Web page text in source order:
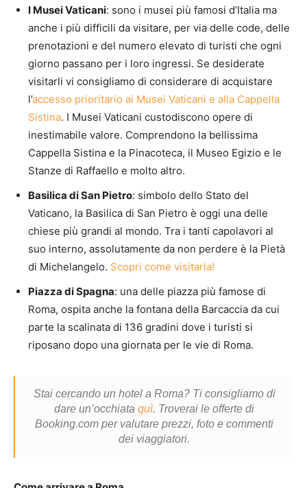
I Musei Vaticani: sono i musei più famosi d’Italia ma
anche i più difficili da visitare, per via delle code, delle
prenotazioni e del numero elevato di turisti che ogni
giorno passano per i loro ingressi. Se desiderate
visitarli vi consigliamo di considerare di acquistare
l’accesso prioritario ai Musei Vaticani e alla Cappella
Sistina. I Musei Vaticani custodiscono opere di
inestimabile valore. Comprendono la bellissima
Cappella Sistina e la Pinacoteca, il Museo Egizio e le
Stanze di Raffaello e molto altro.
Basilica di San Pietro: simbolo dello Stato del
Vaticano, la Basilica di San Pietro è oggi una delle
chiese più grandi al mondo. Tra i tanti capolavori al
suo interno, assolutamente da non perdere è la Pietà
di Michelangelo. Scopri come visitarla!
Piazza di Spagna: una delle piazza più famose di
Roma, ospita anche la fontana della Barcaccia da cui
parte la scalinata di 136 gradini dove i turisti si
riposano dopo una giornata per le vie di Roma.
Stai cercando un hotel a Roma? Ti consigliamo di
dare un’occhiata quì. Troverai le offerte di
Booking.com per valutare prezzi, foto e commenti
dei viaggiatori.